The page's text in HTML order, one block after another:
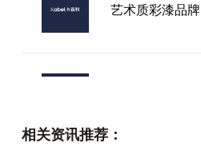
艺术质彩漆品牌
相关资讯推荐：